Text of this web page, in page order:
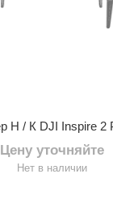
Цену уточняйте
Нет в наличии